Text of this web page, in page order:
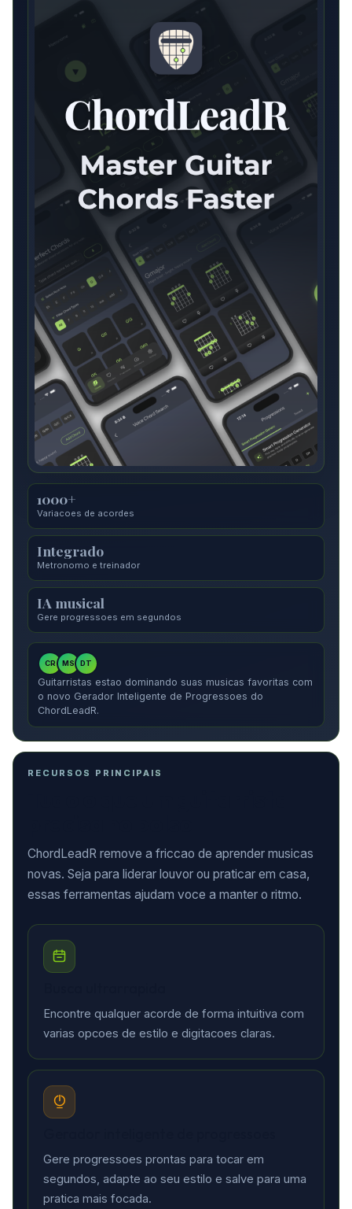
1000+
Variacoes de acordes
Integrado
Metronomo e treinador
IA musical
Gere progressoes em segundos
CR MS DT
Guitarristas estao dominando suas musicas favoritas com
o novo Gerador Inteligente de Progressoes do
ChordLeadR.
RECURSOS PRINCIPAIS
ChordLeadR remove a friccao de aprender musicas
novas. Seja para liderar louvor ou praticar em casa,
essas ferramentas ajudam voce a manter o ritmo.
Encontre qualquer acorde de forma intuitiva com
varias opcoes de estilo e digitacoes claras.
Gere progressoes prontas para tocar em
segundos, adapte ao seu estilo e salve para uma
pratica mais focada.